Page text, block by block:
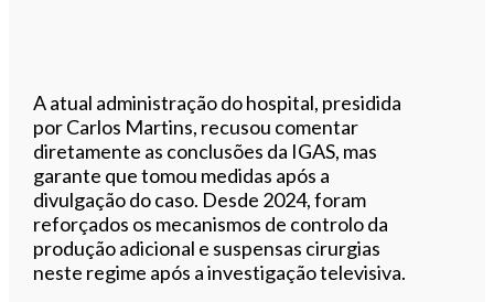
A atual administração do hospital, presidida
por Carlos Martins, recusou comentar
diretamente as conclusões da IGAS, mas
garante que tomou medidas após a
divulgação do caso. Desde 2024, foram
reforçados os mecanismos de controlo da
produção adicional e suspensas cirurgias
neste regime após a investigação televisiva.